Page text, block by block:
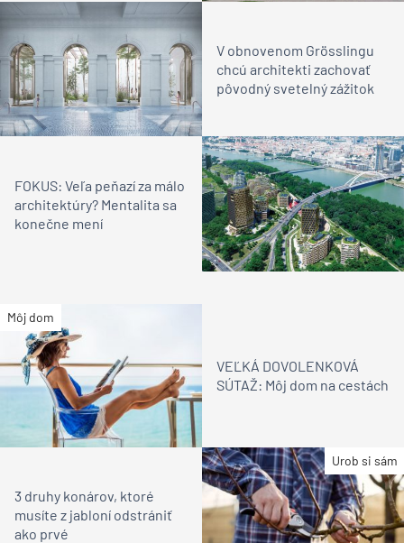
V obnovenom Grösslingu
chcú architekti zachovať
pôvodný svetelný zážitok
FOKUS: Veľa peňazí za málo
architektúry? Mentalita sa
konečne mení
Môj dom
VEĽKÁ DOVOLENKOVÁ
SÚTAŽ: Môj dom na cestách
Urob si sám
3 druhy konárov, ktoré
musíte z jabloní odstrániť
ako prvé